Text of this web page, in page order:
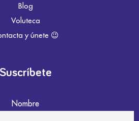
Blog
Voluteca
y únete 😉
Suscríbete
Nombre